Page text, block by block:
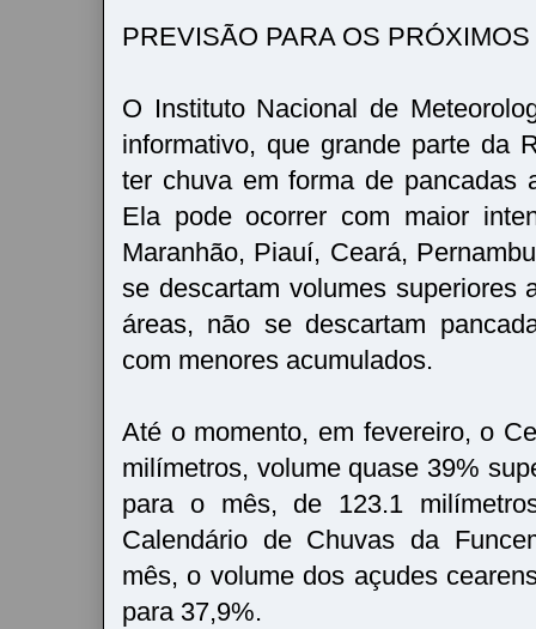
PREVISÃO PARA OS
O Instituto Nacional de
informativo, que grande parte da
ter chuva em forma de pancadas
Ela pode ocorrer com maior
Maranhão, Piauí, Ceará,
se descartam volumes superiores
áreas, não se descartam
com menores acumulados.
Até o momento, em fevereiro, o
milímetros, volume quase 39%
para o mês, de 123.1
Calendário de Chuvas da
mês, o volume dos açudes
para 37,9%.